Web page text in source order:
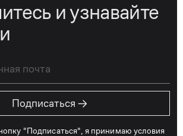
и узнавайте
Подписаться →
"Подписаться", я принимаю условия